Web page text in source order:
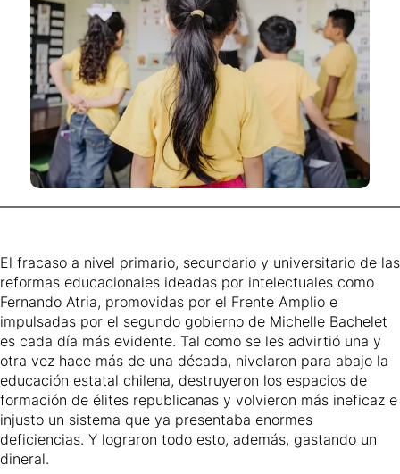
El fracaso a nivel primario, secundario y universitario de las
reformas educacionales ideadas por intelectuales como
Fernando Atria, promovidas por el Frente Amplio e
impulsadas por el segundo gobierno de Michelle Bachelet
es cada día más evidente. Tal como se les advirtió una y
otra vez hace más de una década, nivelaron para abajo la
educación estatal chilena, destruyeron los espacios de
formación de élites republicanas y volvieron más ineficaz e
injusto un sistema que ya presentaba enormes
deficiencias. Y lograron todo esto, además, gastando un
dineral.